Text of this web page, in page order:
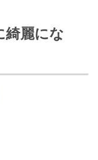
麗にな